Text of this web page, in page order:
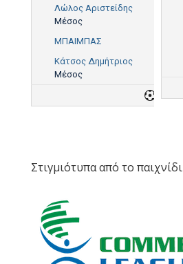
Λώλος Αριστείδης
Μέσος
ΜΠΑΙΜΠΑΣ
Κάτσος Δημήτριος
Μέσος
Στιγμιότυπα από το παιχνίδι